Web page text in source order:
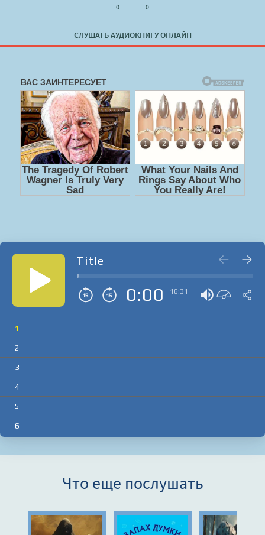
СЛУШАТЬ АУДИОКНИГУ ОНЛАЙН
0 0
Title
0:00 16:31
1
2
3
4
5
6
Что еще послушать